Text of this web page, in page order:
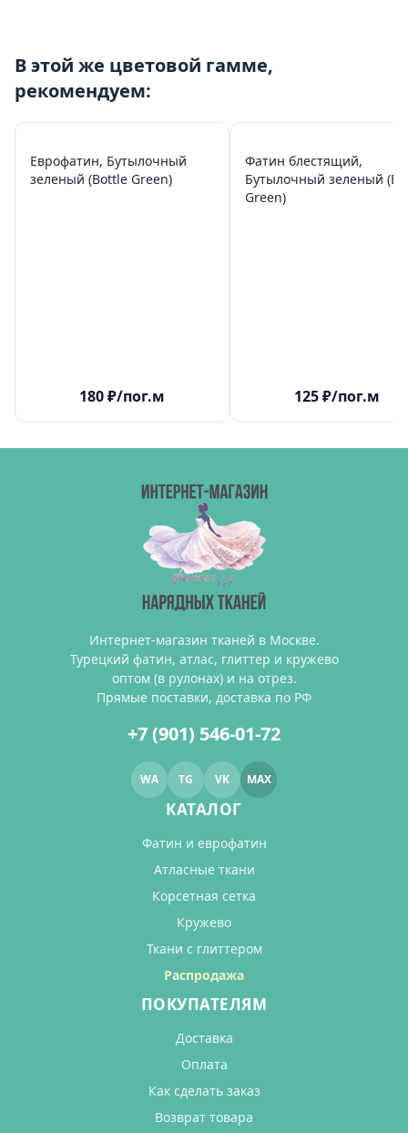
В этой же цветовой гамме,
рекомендуем:
Еврофатин, Бутылочный
зеленый (Bottle Green)
180₽/пог.м
Фатин блестящий,
Бутылочный зеленый
Green)
125₽/пог.м
Интернет-магазин тканей в Москве.
Турецкий фатин, атлас, глиттер и кружево
оптом (в рулонах) и на отрез.
Прямые поставки, доставка по РФ
+7 (901) 546-01-72
WA TG VK MAX
КАТАЛОГ
Фатин и еврофатин
Атласные ткани
Корсетная сетка
Кружево
Ткани с глиттером
Распродажа
ПОКУПАТЕЛЯМ
Доставка
Оплата
Как сделать заказ
Возврат товара